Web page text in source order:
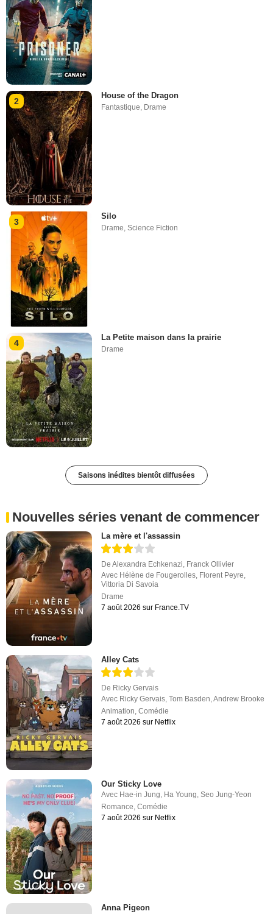
2
House of the Dragon
Fantastique, Drame
3
Silo
Drame,Science Fiction
4
La Petite maison dans la prairie
Drame
Saisons inédites bientôt diffusées
Nouvelles séries venant de commencer
La mère et l'assassin
DeAlexandra Echkenazi, Franck Ollivier
Avec Hélène de Fougerolles, Florent Peyre,
Vittoria Di Savoia
Drame
7 août 2026 sur France.TV
Alley Cats
De Ricky Gervais
Avec Ricky Gervais,Tom Basden,Andrew Brooke
Animation,Comédie
7 août 2026 sur Netflix
Our Sticky Love
Avec Hae-in Jung Ha Young ,Seo Jung-Yeon
Romance ,Comédie
7 août 2026 sur Netflix
Anna Pigeon